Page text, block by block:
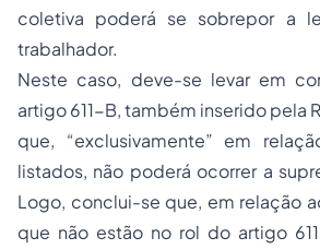
coletiva poderá se sobrepor a
trabalhador.
Neste caso, deve-se levar em
artigo 611-B, também inserido pela
que, “exclusivamente” em
listados, não poderá ocorrer a
Logo, conclui-se que, em relação
que não estão no rol do artigo